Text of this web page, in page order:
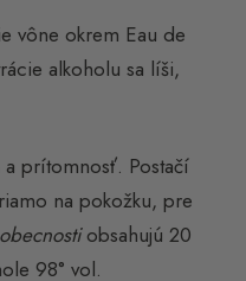
vône okrem Eau de
alkoholu sa líši,
prítomnosť. Postačí
na pokožku, pre
obsahujú 20
98° vol.